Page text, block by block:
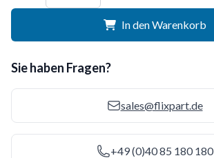
In den Warenkorb
Sie haben Fragen?
sales@flixpart.de
+49 (0)40 85 180 180